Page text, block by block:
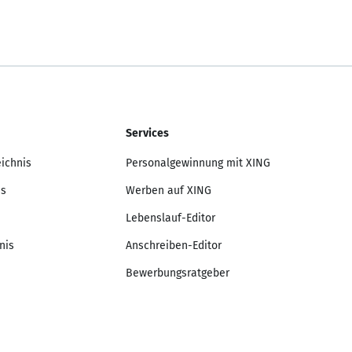
Services
Personalgewinnung mit XING
Werben auf XING
Lebenslauf-Editor
Anschreiben-Editor
Bewerbungsratgeber